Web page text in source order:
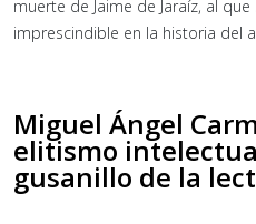
muerte de Jaime de Jaraíz, al
imprescindible en la historia del
Miguel Ángel
elitismo
gusanillo de la